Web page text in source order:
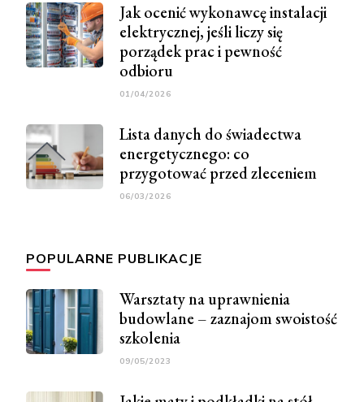
Jak ocenić wykonawcę instalacji
elektrycznej, jeśli liczy się
porządek prac i pewność
odbioru
01/04/2026
Lista danych do świadectwa
energetycznego: co
przygotować przed zleceniem
06/03/2026
POPULARNE PUBLIKACJE
Warsztaty na uprawnienia
budowlane – zaznajom swoistość
szkolenia
09/05/2023